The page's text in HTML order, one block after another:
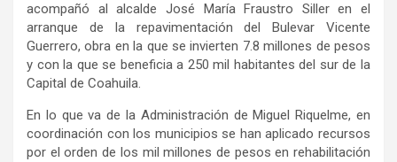
acompañó al alcalde José María Fraustro Siller en el
arranque de la repavimentación del Bulevar Vicente
Guerrero, obra en la que se invierten 7.8 millones de pesos
y con la que se beneficia a 250 mil habitantes del sur de la
Capital de Coahuila.
En lo que va de la Administración de Miguel Riquelme, en
coordinación con los municipios se han aplicado recursos
por el orden de los mil millones de pesos en rehabilitación